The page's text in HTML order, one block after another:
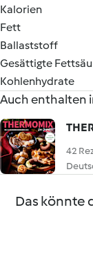
Kalorien
Fett
Ballaststoff
Gesättigte
Kohlenhydrate
Auch enthalten
42
Das könnte